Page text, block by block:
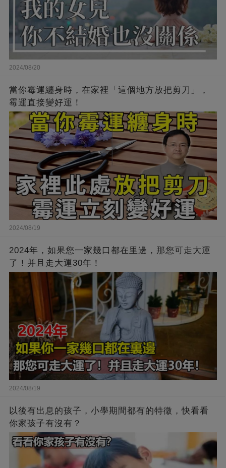
2024/08/20
當你霉運纏身時，在家裡「這個地方放把剪刀」，
霉運直接變好運！
2024/08/19
2024年，如果您一家幾口都在里邊，那您可走大運
了！并且走大運30年！
2024/08/19
以後有出息的孩子，小學期間都有的特徵，快看看
你家孩子有沒有？